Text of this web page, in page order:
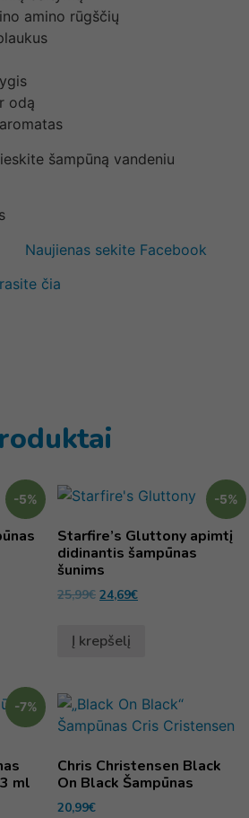
amino rūgščių
odą
šampūną vandeniu
Naujienas sekite Facebook
čia
-5% -5%
Starfire’s Gluttony apimtį
didinantis šampūnas
šunims
25,99€ 24,69€
Į krepšelį
-7%
ml
Chris Christensen Black
On Black Šampūnas
20,99€